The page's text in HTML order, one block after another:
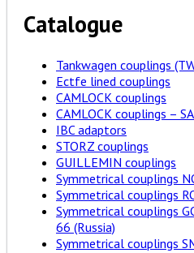
Catalogue
Tankwagen couplings
Ectfe lined couplings
CAMLOCK couplings
CAMLOCK couplings –
IBC adaptors
STORZ couplings
GUILLEMIN couplings
Symmetrical couplings
Symmetrical couplings
Symmetrical couplings
66 (Russia)
Symmetrical couplings